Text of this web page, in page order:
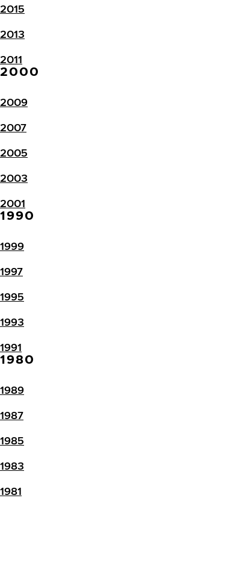
2015
2013
2011
2000
2009
2007
2005
2003
2001
1990
1999
1997
1995
1993
1991
1980
1989
1987
1985
1983
1981